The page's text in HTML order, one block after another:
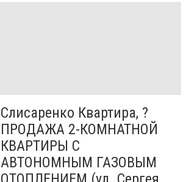
Слисаренко Квартира, ?
ПРОДАЖА 2-КОМНАТНОЙ
КВАРТИРЫ С
АВТОНОМНЫМ ГАЗОВЫМ